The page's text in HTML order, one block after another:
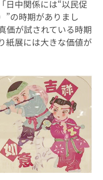
日中関係には“以民促
”の時期がありまし
価が試されている時期
紙展には大きな価値が